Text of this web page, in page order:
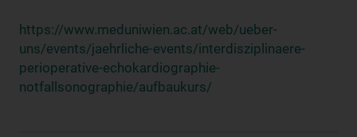
https://www.meduniwien.ac.at/web/ueber-
uns/events/jaehrliche-events/interdisziplinaere-
perioperative-echokardiographie-
notfallsonographie/aufbaukurs/